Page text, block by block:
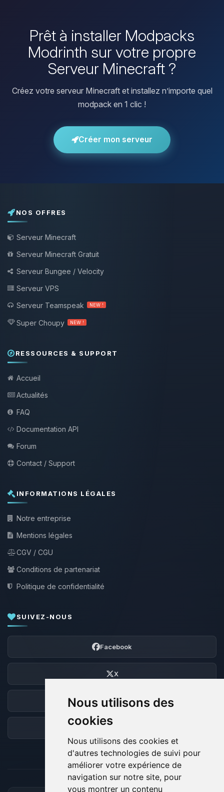
Nous utilisons des
cookies
Nous utilisons des cookies et
d'autres technologies de suivi pour
améliorer votre expérience de
navigation sur notre site, pour
vous montrer un contenu
Prêt à installer Modpacks
Modrinth sur votre propre
Serveur Minecraft ?
Créez votre serveur Minecraft et installez n’importe quel
modpack en 1 clic !
Créer mon serveur
NOS OFFRES
Serveur Minecraft
Serveur Minecraft Gratuit
Serveur Bungee / Velocity
Serveur VPS
Serveur Teamspeak
NEW !
Super Choupy NEW !
RESSOURCES & SUPPORT
Accueil
Actualités
FAQ
Documentation API
Forum
Contact / Support
INFORMATIONS LÉGALES
Notre entreprise
Mentions légales
CGV / CGU
Conditions de partenariat
Politique de confidentialité
SUIVEZ-NOUS
Facebook
X
Discord
Forum